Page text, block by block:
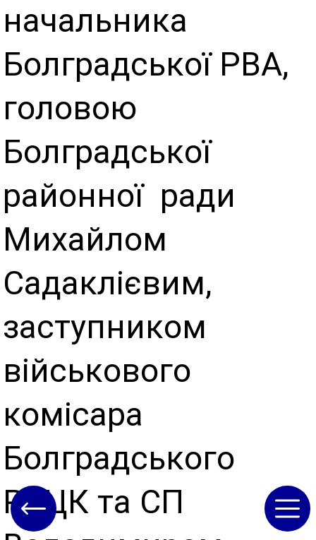
начальника
Болградської РВА,
головою
Болградської
районної ради
Михайлом
Садаклієвим,
заступником
військового
комісара
Болградського
РТЦК та СП